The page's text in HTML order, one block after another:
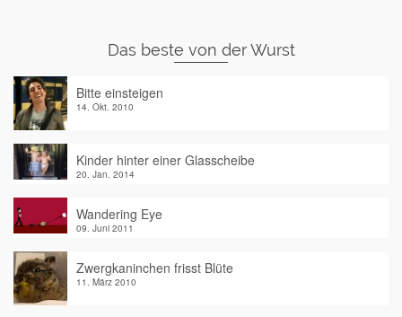
Das beste von der Wurst
Bitte einsteigen
14. Okt. 2010
Kinder hinter einer Glasscheibe
20. Jan. 2014
Wandering Eye
09. Juni 2011
Zwergkaninchen frisst Blüte
11. März 2010